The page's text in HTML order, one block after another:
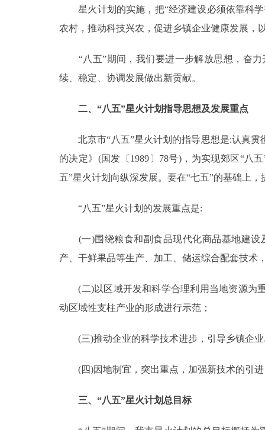
北京概况
绿色北京
DEUTSCH
星火计划的实施，把“经济建设必须依靠科学
农村，推动科技兴农，促进乡镇企业健康发展，
“八五”期间，我们要进一步解放思想，奋力
续、稳定、协调发展做出新贡献。
二、“八五”星火计划指导思想及发展重点
北京市“八五”星火计划的指导思想是:认真贯
的决定》(国发〔1989〕78号)，为实现郊区“八
五”星火计划向纵深发展。要在“七五”的基础上
“八五”星火计划的发展重点是:
(一)围绕粮食和副食品现代化商品基地建设
产、干鲜果品等生产、加工、储运综合配套技术
(二)以区域开发和科学合理利用当地资源为重
动区域性支柱产业的形成进行示范；
(三)推动企业的科学技术进步，引导乡镇企业
(四)因地制宜，突出重点，加强新技术的引进
三、“八五”星火计划总目标